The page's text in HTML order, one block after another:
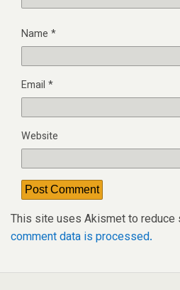
Name *
Email *
Website
This site uses Akismet to reduce
comment data is processed.